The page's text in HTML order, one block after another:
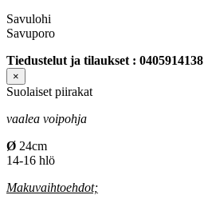
Savulohi
Savuporo
Tiedustelut ja tilaukset : 0405914138
×
Suolaiset piirakat
vaalea voipohja
Ø 24cm
14-16 hlö
Makuvaihtoehdot;